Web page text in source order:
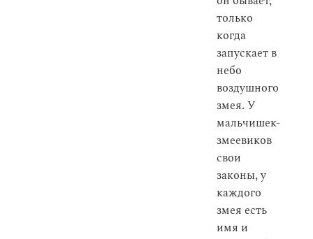
только
когда
запускает в
небо
воздушного
змея. У
мальчишек-
змеевиков
свои
законы, у
каждого
змея есть
имя и